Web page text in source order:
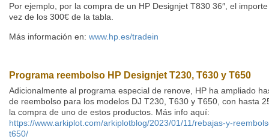
Por ejemplo, por la compra de un HP Designjet T830 36″, el
vez de los 300€ de la tabla.
Más información en: www.hp.es/tradein
Programa reembolso HP Designjet T230, T630 y T650
Adicionalmente al programa especial de renove, HP ha ampliado
de reembolso para los modelos DJ T230, T630 y T650, con hasta
la compra de uno de estos productos. Más info aquí:
https://www.arkiplot.com/arkiplotblog/2023/01/11/rebajas-y-
t650/